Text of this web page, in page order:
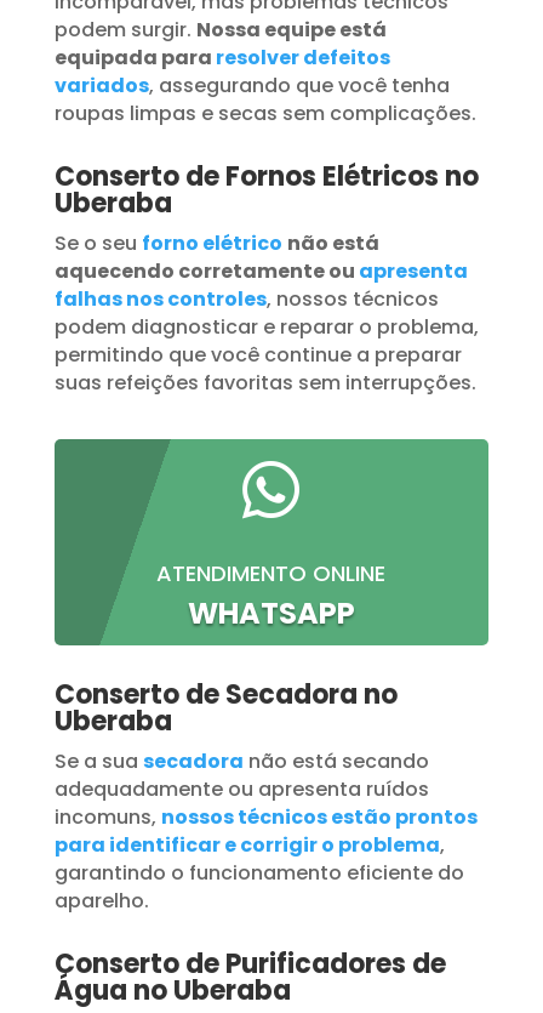
podem surgir. Nossa equipe está
equipada para resolver defeitos
variados, assegurando que você tenha
roupas limpas e secas sem complicações.
Conserto de Fornos Elétricos no
Uberaba
Se o seu forno elétrico não está
aquecendo corretamente ou apresenta
falhas nos controles, nossos técnicos
podem diagnosticar e reparar o problema,
permitindo que você continue a preparar
suas refeições favoritas sem interrupções.

ATENDIMENTO ONLINE
WHATSAPP
Conserto de Secadora no
Uberaba
Se a sua secadora não está secando
adequadamente ou apresenta ruídos
incomuns, nossos técnicos estão prontos
para identificar e corrigir o problema,
garantindo o funcionamento eficiente do
aparelho.
Conserto de Purificadores de
Água no Uberaba